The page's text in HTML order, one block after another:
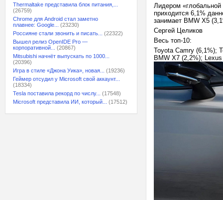
Thermaltake представила блок питания,...
(26759)
Chrome для Android стал заметно
плавнее: Google...
(23230)
Россияне стали звонить и писать...
(22322)
Вышел релиз OpenIDE Pro —
корпоративной...
(20867)
Mitsubishi начнёт выпускать по 1000...
(20396)
Игра в стиле «Джона Уика», новая...
(19236)
Геймер отсудил у Microsoft свой аккаунт...
(18334)
Tesla поставила рекорд по числу...
(17548)
Microsoft представила ИИ, который...
(17512)
Лидером
приходится 6,1%
занимает BMW X5
Сергей Целиков
Весь топ-10:
Toyota Camry (6,1%);
BMW X7 (2,2%);